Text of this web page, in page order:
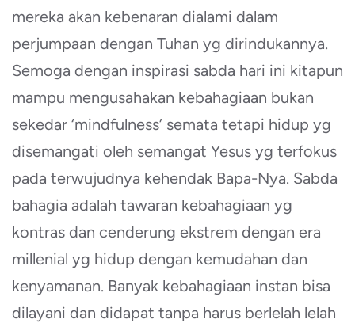
mereka akan kebenaran dialami dalam
perjumpaan dengan Tuhan yg dirindukannya.
Semoga dengan inspirasi sabda hari ini kitapun
mampu mengusahakan kebahagiaan bukan
sekedar ‘mindfulness’ semata tetapi hidup yg
disemangati oleh semangat Yesus yg terfokus
pada terwujudnya kehendak Bapa-Nya. Sabda
bahagia adalah tawaran kebahagiaan yg
kontras dan cenderung ekstrem dengan era
millenial yg hidup dengan kemudahan dan
kenyamanan. Banyak kebahagiaan instan bisa
dilayani dan didapat tanpa harus berlelah lelah